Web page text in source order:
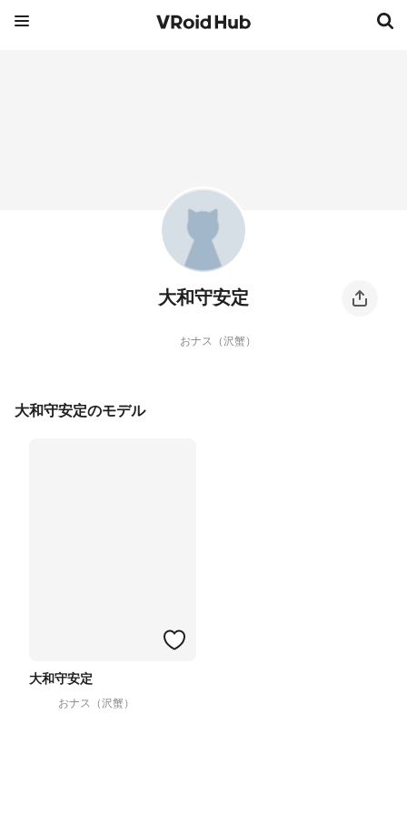
大和守安定
おナス（沢蟹）
大和守安定のモデル
大和守安定
おナス（沢蟹）